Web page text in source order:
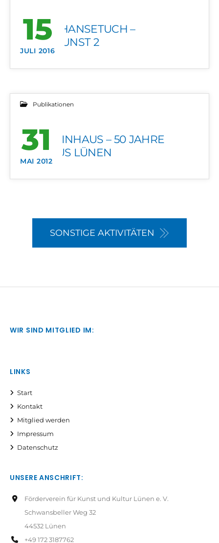
15
JULI 2016
LÜNER HANSETUCH –
STADTKUNST 2
Publikationen
31
MAI 2012
HOCHHINHAUS – 50 JAHRE
RATHAUS LÜNEN
SONSTIGE AKTIVITÄTEN
WIR SIND MITGLIED IM:
LINKS
Start
Kontakt
Mitglied werden
Impressum
Datenschutz
UNSERE ANSCHRIFT:
Förderverein für Kunst und Kultur Lünen e. V.
Schwansbeller Weg 32
44532 Lünen
+49 172 3187762